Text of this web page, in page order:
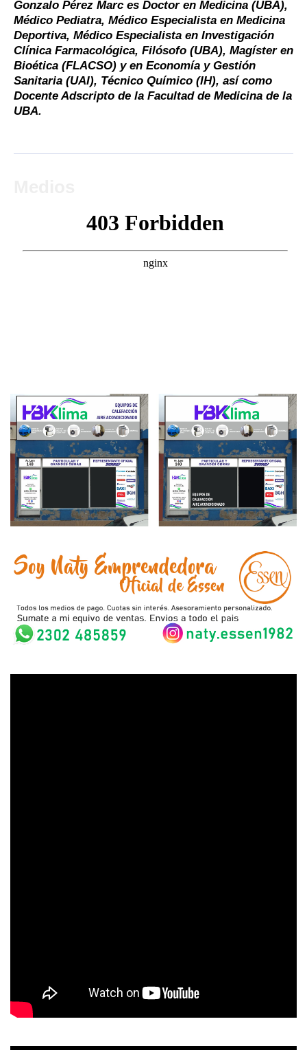
Gonzalo Pérez Marc es Doctor en Medicina (UBA),
Médico Pediatra, Médico Especialista en Medicina
Deportiva, Médico Especialista en Investigación
Clínica Farmacológica, Filósofo (UBA), Magíster en
Bioética (FLACSO) y en Economía y Gestión
Sanitaria (UAI), Técnico Químico (IH), así como
Docente Adscripto de la Facultad de Medicina de la
UBA.